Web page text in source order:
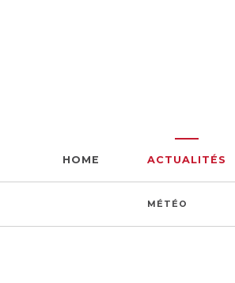
HOME ACTUALITÉS
MÉTÉO